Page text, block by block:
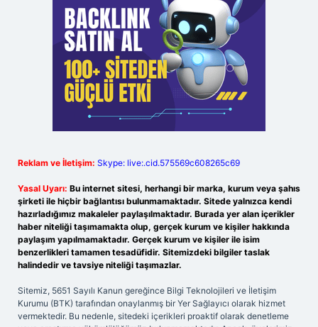
Reklam ve İletişim: Skype: live:.cid.575569c608265c69
Yasal Uyarı: Bu internet sitesi, herhangi bir marka, kurum veya şahıs
şirketi ile hiçbir bağlantısı bulunmamaktadır. Sitede yalnızca kendi
hazırladığımız makaleler paylaşılmaktadır. Burada yer alan içerikler
haber niteliği taşımamakta olup, gerçek kurum ve kişiler hakkında
paylaşım yapılmamaktadır. Gerçek kurum ve kişiler ile isim
benzerlikleri tamamen tesadüfidir. Sitemizdeki bilgiler taslak
halindedir ve tavsiye niteliği taşımazlar.
Sitemiz, 5651 Sayılı Kanun gereğince Bilgi Teknolojileri ve İletişim
Kurumu (BTK) tarafından onaylanmış bir Yer Sağlayıcı olarak hizmet
vermektedir. Bu nedenle, sitedeki içerikleri proaktif olarak denetleme